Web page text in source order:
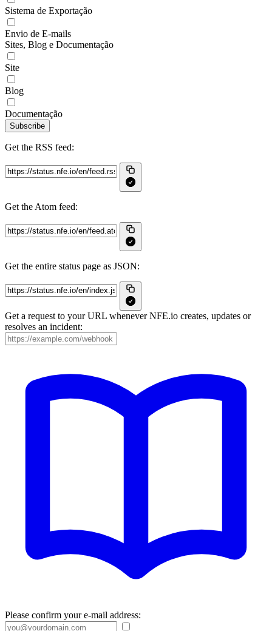
Sistema de Exportação
Envio de E-mails
Sites, Blog e Documentação
Site
Blog
Documentação
Subscribe
Get the RSS feed:
Get the Atom feed:
Get the entire status page as JSON:
Get a request to your URL whenever NFE.io creates, updates or
resolves an incident:
Please confirm your e-mail address: